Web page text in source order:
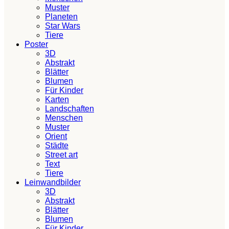
Muster
Planeten
Star Wars
Tiere
Poster
3D
Abstrakt
Blätter
Blumen
Für Kinder
Karten
Landschaften
Menschen
Muster
Orient
Städte
Street art
Text
Tiere
Leinwandbilder
3D
Abstrakt
Blätter
Blumen